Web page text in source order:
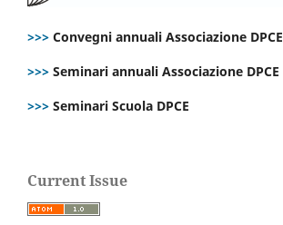
>>> Convegni annuali Associazione DPCE
>>> Seminari annuali Associazione DPCE
>>> Seminari Scuola DPCE
Current Issue